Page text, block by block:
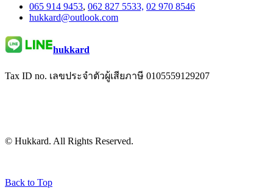
065 914 9453, 062 827 5533, 02 970 8546
hukkard@outlook.com
hukkard
Tax ID no. เลขประจำตัวผู้เสียภาษี 0105559129207
© Hukkard. All Rights Reserved.
Back to Top